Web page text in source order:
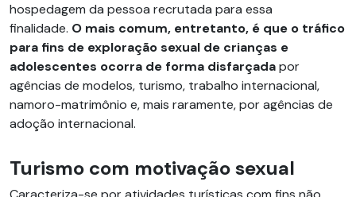
hospedagem da pessoa recrutada para essa
finalidade. O mais comum, entretanto, é que o tráfico
para fins de exploração sexual de crianças e
adolescentes ocorra de forma disfarçadapor
agências de modelos, turismo, trabalho internacional,
namoro-matrimônio e, mais raramente, por agências de
adoção internacional.
Turismo com motivação sexual